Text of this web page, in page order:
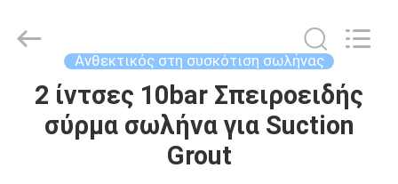
ΣΠΊΤΙ
Copyright
Ανθεκτικός στη συσκότιση σωλήνας
2 ίντσες 10bar Σπειροειδής
σύρμα σωλήνα για Suction
Grout